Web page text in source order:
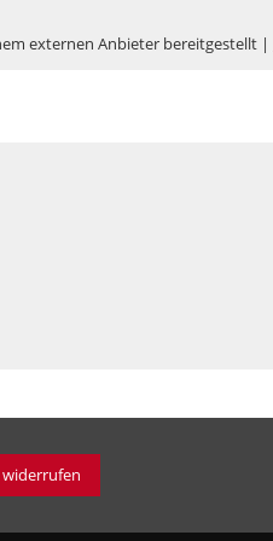
externen Anbieter bereitgestellt |